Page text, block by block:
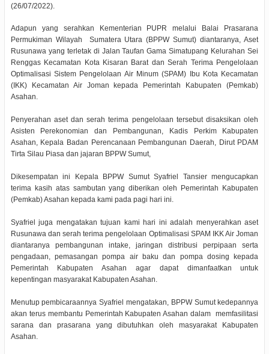
(26/07/2022).
Adapun yang serahkan Kementerian PUPR melalui Balai Prasarana
Permukiman Wilayah Sumatera Utara (BPPW Sumut) diantaranya, Aset
Rusunawa yang terletak di Jalan Taufan Gama Simatupang Kelurahan Sei
Renggas Kecamatan Kota Kisaran Barat dan Serah Terima Pengelolaan
Optimalisasi Sistem Pengelolaan Air Minum (SPAM) Ibu Kota Kecamatan
(IKK) Kecamatan Air Joman kepada Pemerintah Kabupaten (Pemkab)
Asahan.
Penyerahan aset dan serah terima pengelolaan tersebut disaksikan oleh
Asisten Perekonomian dan Pembangunan, Kadis Perkim Kabupaten
Asahan, Kepala Badan Perencanaan Pembangunan Daerah, Dirut PDAM
Tirta Silau Piasa dan jajaran BPPW Sumut,
Dikesempatan ini Kepala BPPW Sumut Syafriel Tansier mengucapkan
terima kasih atas sambutan yang diberikan oleh Pemerintah Kabupaten
(Pemkab) Asahan kepada kami pada pagi hari ini.
Syafriel juga mengatakan tujuan kami hari ini adalah menyerahkan aset
Rusunawa dan serah terima pengelolaan Optimalisasi SPAM IKK Air Joman
diantaranya pembangunan intake, jaringan distribusi perpipaan serta
pengadaan, pemasangan pompa air baku dan pompa dosing kepada
Pemerintah Kabupaten Asahan agar dapat dimanfaatkan untuk
kepentingan masyarakat Kabupaten Asahan.
Menutup pembicaraannya Syafriel mengatakan, BPPW Sumut kedepannya
akan terus membantu Pemerintah Kabupaten Asahan dalam memfasilitasi
sarana dan prasarana yang dibutuhkan oleh masyarakat Kabupaten
Asahan.